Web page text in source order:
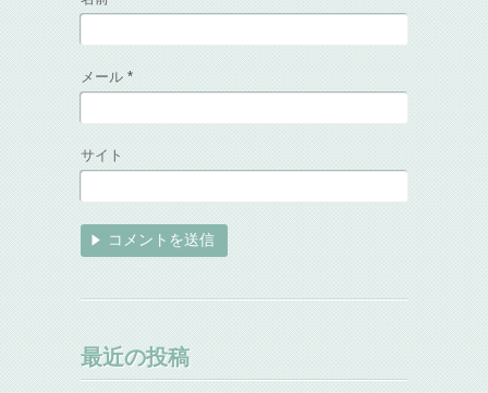
メール *
サイト
最近の投稿